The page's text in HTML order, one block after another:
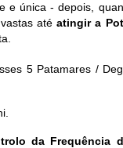
e única - depois,
vastas atéatingir a
5 Patamares /
da Frequência